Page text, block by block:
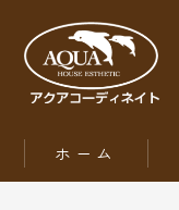
ホーム